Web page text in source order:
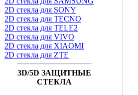
2D стекла для SONY
2D стекла для TECNO
2D стекла для TELE2
2D стекла для VIVO
2D стекла для XIAOMI
2D стекла для ZTE
3D/5D ЗАЩИТНЫЕ
СТЕКЛА